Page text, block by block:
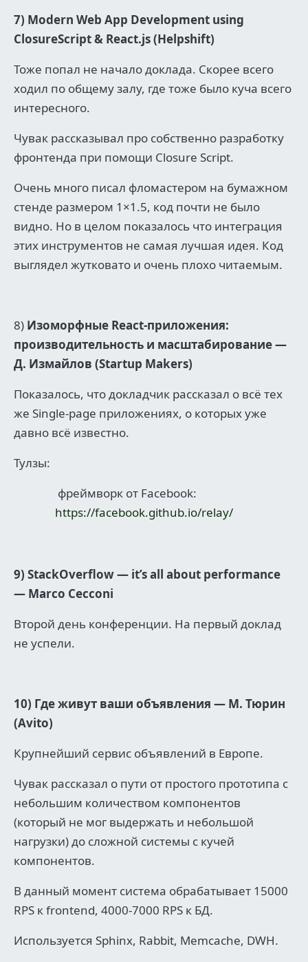
7) Modern Web App Development using
ClosureScript & React.js (Helpshift)
Тоже попал не начало доклада. Скорее всего
ходил по общему залу, где тоже было куча всего
интересного.
Чувак рассказывал про собственно разработку
фронтенда при помощи Closure Script.
Очень много писал фломастером на бумажном
стенде размером 1×1.5, код почти не было
видно. Но в целом показалось что интеграция
этих инструментов не самая лучшая идея. Код
выглядел жутковато и очень плохо читаемым.
8) Изоморфные React-приложения:
производительность и масштабирование —
Д. Измайлов (Startup Makers)
Показалось, что докладчик рассказал о всё тех
же Single-page приложениях, о которых уже
давно всё известно.
Тулзы:
фреймворк от Facebook:
https://facebook.github.io/relay/
9) StackOverflow — it’s all about performance
— Marco Cecconi
Второй день конференции. На первый доклад
не успели.
10) Где живут ваши объявления — М. Тюрин
(Avito)
Крупнейший сервис объявлений в Европе.
Чувак рассказал о пути от простого прототипа с
небольшим количеством компонентов
(который не мог выдержать и небольшой
нагрузки) до сложной системы с кучей
компонентов.
В данный момент система обрабатывает 15000
RPS к frontend, 4000-7000 RPS к БД.
Используется Sphinx, Rabbit, Memcache, DWH.